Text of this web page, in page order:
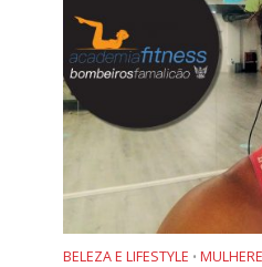
BELEZA E LIFESTYLE •